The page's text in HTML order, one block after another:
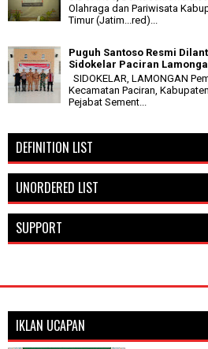
Olahraga dan Pariwisata
Timur (Jatim...red)...
Puguh Santoso Resmi
Sidokelar Paciran
SIDOKELAR, LAMONGAN
Kecamatan Paciran,
Pejabat Sement...
DEFINITION LIST
UNORDERED LIST
SUPPORT
IKLAN UCAPAN